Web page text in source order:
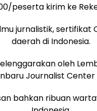
peserta kirim ke
jurnalistik, sertifikat
daerah di Indonesia.
oleh
Journalist Center
bahkan ribuan